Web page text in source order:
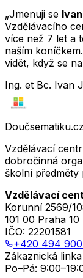
„Jmenuji se
Vzdělávacího
více než 7 let a
naším
vidět, když se
Ing. et Bc. Ivan
Doučsematiku.cz
Vzdělávací
dobročinná
školní
Vzdělávací
Korunní 2569/
101 00 Praha 10
IČO: 22201581
+420 494 900
Zákaznická linka
Po–Pá: